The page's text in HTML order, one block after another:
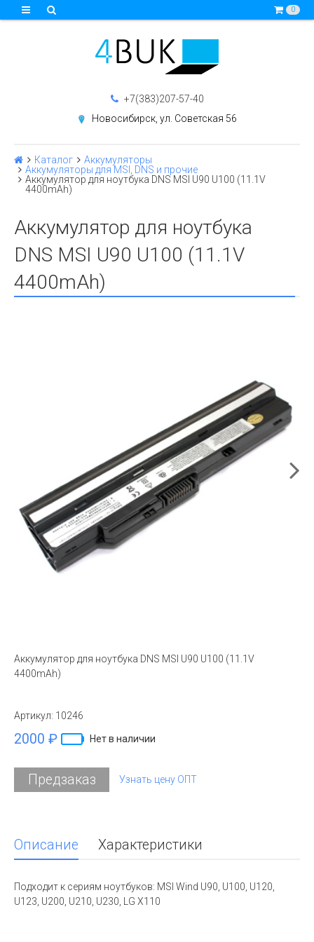
0
+7(383)207-57-40
Новосибирск, ул. Советская 56
Каталог
Аккумуляторы
Аккумуляторы для MSI, DNS и прочие
Аккумулятор для ноутбука DNS MSI U90 U100 (11.1V
4400mAh)
Аккумулятор для ноутбука
DNS MSI U90 U100 (11.1V
4400mAh)
Аккумулятор для ноутбука DNS MSI U90 U100 (11.1V
4400mAh)
Артикул: 10246
2000 ₽ Нет в наличии
Предзаказ Узнать цену ОПТ
Описание Характеристики
Подходит к сериям ноутбуков: MSI Wind U90, U100, U120,
U123, U200, U210, U230, LG X110